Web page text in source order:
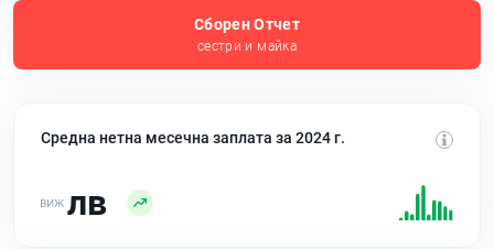
Сборен Отчет
сестри и майка
Средна нетна месечна заплата за 2024 г.
лв